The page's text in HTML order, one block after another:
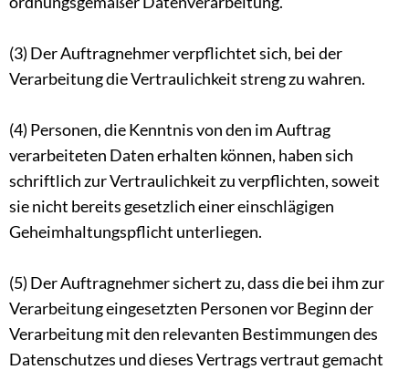
(3) Der Auftragnehmer verpflichtet sich, bei der
Verarbeitung die Vertraulichkeit streng zu wahren.
(4) Personen, die Kenntnis von den im Auftrag
verarbeiteten Daten erhalten können, haben sich
schriftlich zur Vertraulichkeit zu verpflichten, soweit
sie nicht bereits gesetzlich einer einschlägigen
Geheimhaltungspflicht unterliegen.
(5) Der Auftragnehmer sichert zu, dass die bei ihm zur
Verarbeitung eingesetzten Personen vor Beginn der
Verarbeitung mit den relevanten Bestimmungen des
Datenschutzes und dieses Vertrags vertraut gemacht